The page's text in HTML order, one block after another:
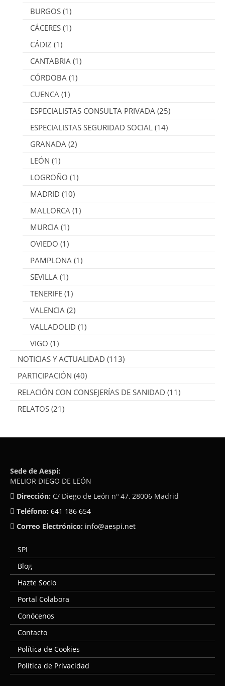
BURGOS (1)
CÁCERES (1)
CÁDIZ (1)
CANTABRIA (1)
CÓRDOBA (1)
CUENCA (1)
ESPECIALISTAS CONSULTA PRIVADA (25)
ESPECIALISTAS SEGURIDAD SOCIAL (14)
GRANADA (2)
LEÓN (1)
LOGROÑO (1)
MADRID (10)
MALLORCA (1)
MURCIA (1)
OVIEDO (1)
PAMPLONA (1)
SEVILLA (1)
TENERIFE (1)
VALENCIA (2)
VALLADOLID (1)
VIGO (1)
NOTICIAS Y ACTUALIDAD (113)
PARTICIPACIÓN (40)
RELACIÓN CON CONSEJERÍAS DE SANIDAD (11)
RELATOS (21)
Sede de Aespi:
MELIOR DIEGO DE LEÓN
Dirección: C/ Diego de León nº 47, 28006 Madrid
Teléfono: 641 186 654
Correo Electrónico: info@aespi.net
SPI
Blog
Hazte Socio
Portal Colabora
Conócenos
Contacto
Política de Cookies
Política de Privacidad